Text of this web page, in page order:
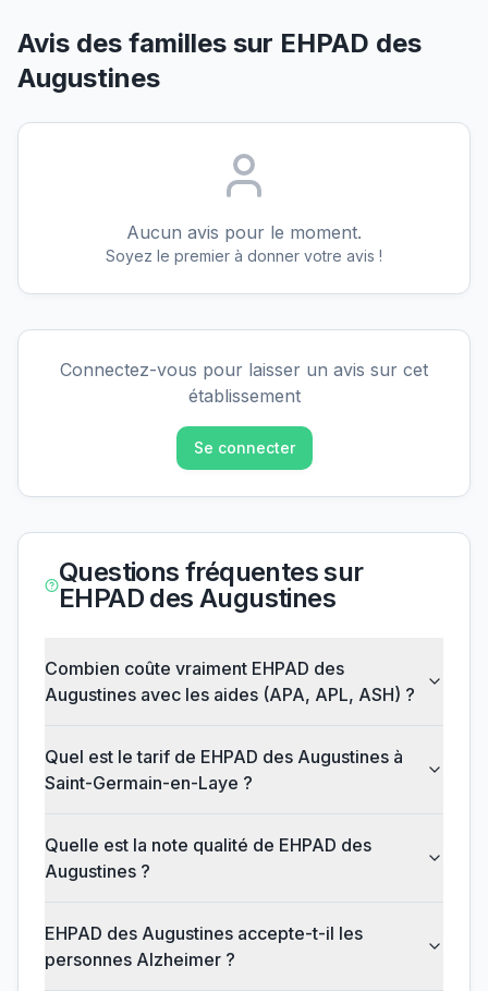
Avis des familles sur EHPAD des
Augustines
Aucun avis pour le moment.
Soyez le premier à donner votre avis !
Connectez-vous pour laisser un avis sur cet
établissement
Se connecter
Questions fréquentes sur
EHPAD des Augustines
Combien coûte vraiment EHPAD des
Augustines avec les aides (APA, APL, ASH) ?
Quel est le tarif de EHPAD des Augustines à
Saint-Germain-en-Laye ?
Quelle est la note qualité de EHPAD des
Augustines ?
EHPAD des Augustines accepte-t-il les
personnes Alzheimer ?